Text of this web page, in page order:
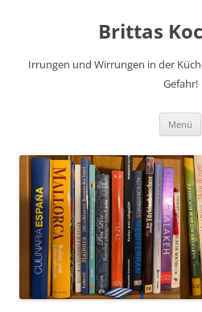
Brittas
Irrungen und Wirrungen in der
Gefahr!
Menü